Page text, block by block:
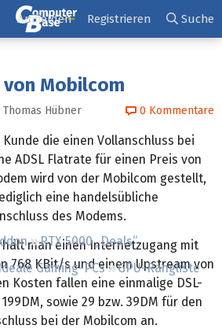
RTX 5000 „Deals“
Gaming-PCs
GPU-Rangliste
Anmelden Registrieren Suche
Mobilcom
Thomas Hübner 0 Kommentare
die einen Vollanschluss bei
ADSL Flatrate für einen Preis von
wird von der Mobilcom gestellt,
eine handelsübliche
des Modems.
man einen Internetzugang mit
768 KBit/s und einem Upstream von
Kosten fallen eine einmalige DSL-
sowie 29 bzw. 39DM für den
bei der Mobilcom an.